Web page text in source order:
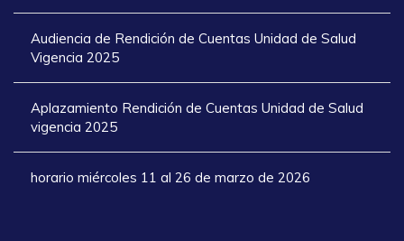
Audiencia de Rendición de Cuentas Unidad de Salud
Vigencia 2025
Aplazamiento Rendición de Cuentas Unidad de Salud
vigencia 2025
horario miércoles 11 al 26 de marzo de 2026